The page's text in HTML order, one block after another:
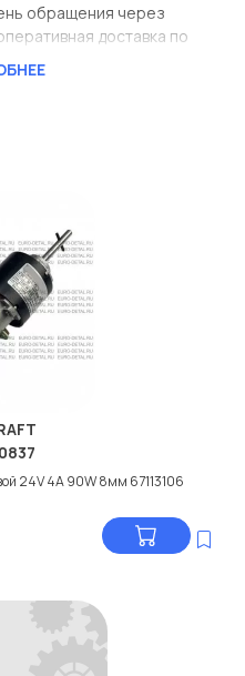
обращения через
доставка по
убедитесь сами.
колодки тормозные
KORMAS.
KORMAS
24V 4A 90W 8мм 67113106